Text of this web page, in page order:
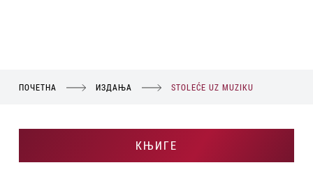
ПОЧЕТНА ИЗДАЊА STOLEĆE UZ MUZIKU
КЊИГЕ